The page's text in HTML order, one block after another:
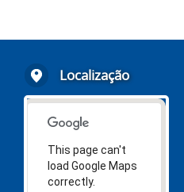
Localização
This page can't
load Google Maps
correctly.